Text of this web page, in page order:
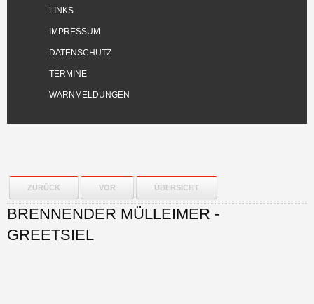
LINKS
IMPRESSUM
DATENSCHUTZ
TERMINE
WARNMELDUNGEN
ZURÜCK VOR ÜBERSICHT
BRENNENDER MÜLLEIMER -
GREETSIEL